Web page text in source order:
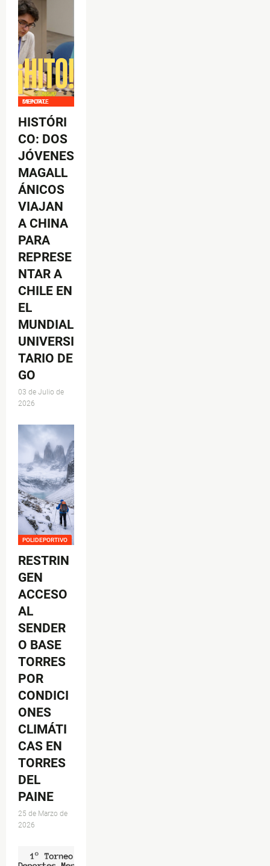
DEPORTE MENTAL
HISTÓRI
CO: DOS
JÓVENES
MAGALL
ÁNICOS
VIAJAN
A CHINA
PARA
REPRESE
NTAR A
CHILE EN
EL
MUNDIAL
UNIVERSI
TARIO DE
GO
03 de Julio de
2026
POLIDEPORTIVO
RESTRIN
GEN
ACCESO
AL
SENDER
O BASE
TORRES
POR
CONDICI
ONES
CLIMÁTI
CAS EN
TORRES
DEL
PAINE
25 de Marzo de
2026